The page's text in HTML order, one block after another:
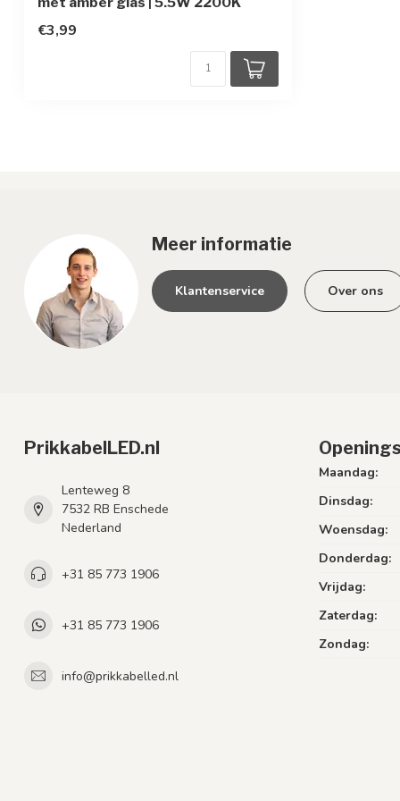
€3,99
Meer informatie
Klantenservice Over ons
PrikkabelLED.nl
Lenteweg 8
7532 RB Enschede
Nederland
+31 85 773 1906
+31 85 773 1906
info@prikkabelled.nl
Maandag:
Dinsdag:
Woensdag:
Donderdag:
Vrijdag:
Zaterdag:
Zondag: